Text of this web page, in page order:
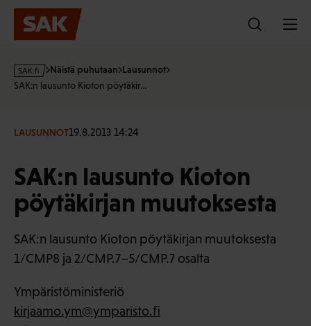
Hyppää
sisältöön
s
a
f
Näistä puhutaan Lausunnot
SAK:n lausunto Kioton pöytäkir…
LAUSUNNOT19.8.2013 14:24
SAK:n lausunto Kioton
pöytäkirjan muutoksesta
SAK:n lausunto Kioton pöytäkirjan muutoksesta
1/CMP8 ja 2/CMP.7–5/CMP.7 osalta
Ympäristöministeriö
kirjaamo.ym@ymparisto.fi